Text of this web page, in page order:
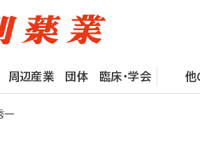
周辺産業 団体 臨床・学会 他
一